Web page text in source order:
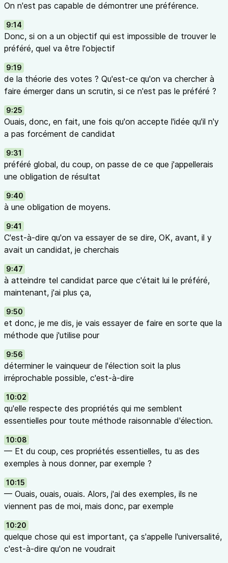
On n'est pas capable de démontrer une préférence.
9:14
Donc, si on a un objectif qui est impossible de trouver le
préféré, quel va être l'objectif
9:19
de la théorie des votes ? Qu'est-ce qu'on va chercher à
faire émerger dans un scrutin, si ce n'est pas le préféré ?
9:25
Ouais, donc, en fait, une fois qu'on accepte l'idée qu'il n'y
a pas forcément de candidat
9:31
préféré global, du coup, on passe de ce que j'appellerais
une obligation de résultat
9:40
à une obligation de moyens.
9:41
C'est-à-dire qu'on va essayer de se dire, OK, avant, il y
avait un candidat, je cherchais
9:47
à atteindre tel candidat parce que c'était lui le préféré,
maintenant, j'ai plus ça,
9:50
et donc, je me dis, je vais essayer de faire en sorte que la
méthode que j'utilise pour
9:56
déterminer le vainqueur de l'élection soit la plus
irréprochable possible, c'est-à-dire
10:02
qu'elle respecte des propriétés qui me semblent
essentielles pour toute méthode raisonnable d'élection.
10:08
— Et du coup, ces propriétés essentielles, tu as des
exemples à nous donner, par exemple ?
10:15
— Ouais, ouais, ouais. Alors, j'ai des exemples, ils ne
viennent pas de moi, mais donc, par exemple
10:20
quelque chose qui est important, ça s'appelle l'universalité,
c'est-à-dire qu'on ne voudrait